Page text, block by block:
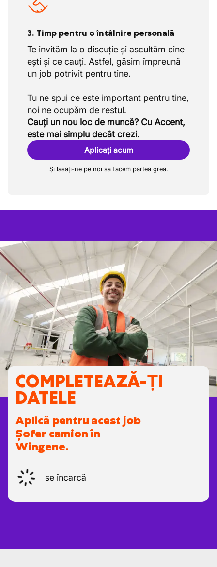
3. Timp pentru o întâlnire personală
Te invităm la o discuție și ascultăm cine
ești și ce cauți. Astfel, găsim împreună
un job potrivit pentru tine.
Tu ne spui ce este important pentru tine,
Cauți un nou loc de muncă? Cu Accent,
este mai simplu decât crezi.
Aplicați acum
Și lăsați-ne pe noi să facem partea grea.
COMPLETEAZĂ-ȚI
DATELE
Aplică pentru acest job
Șofer camion în
Wingene.
se încarcă